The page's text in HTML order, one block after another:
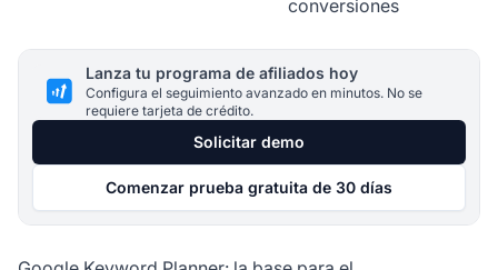
conversiones
Lanza tu programa de afiliados hoy
Configura el seguimiento avanzado en minutos. No se
requiere tarjeta de crédito.
Solicitar demo
Comenzar prueba gratuita de 30 días